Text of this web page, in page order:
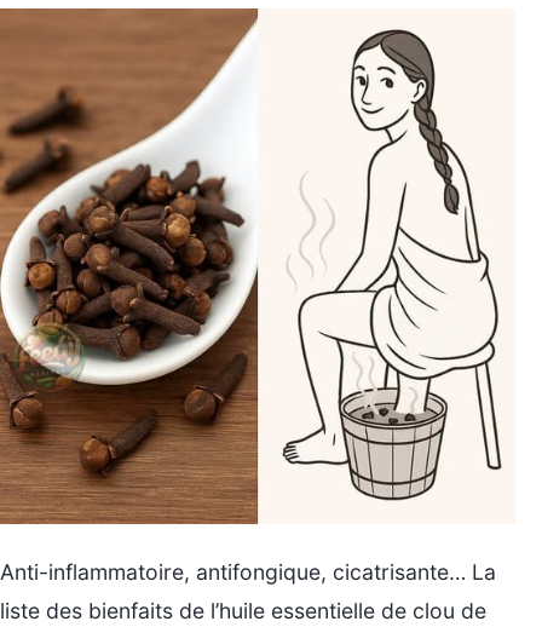
Anti-inflammatoire, antifongique, cicatrisante… La
liste des bienfaits de l’huile essentielle de clou de